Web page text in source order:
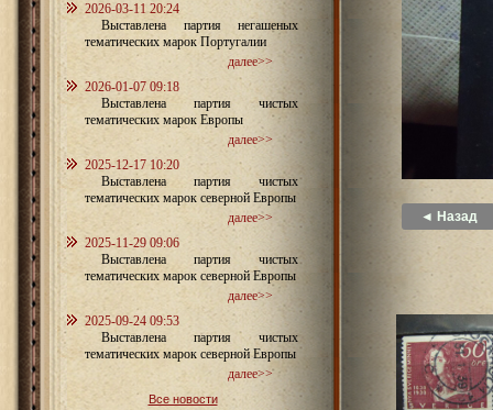
2026-03-11 20:24
Выставлена партия негашеных
тематических марок Португалии
далее>>
2026-01-07 09:18
Выставлена партия чистых
тематических марок Европы
далее>>
2025-12-17 10:20
Выставлена партия чистых
тематических марок северной Европы
далее>>
2025-11-29 09:06
Выставлена партия чистых
тематических марок северной Европы
далее>>
2025-09-24 09:53
Выставлена партия чистых
тематических марок северной Европы
далее>>
Все новости
◄ Назад